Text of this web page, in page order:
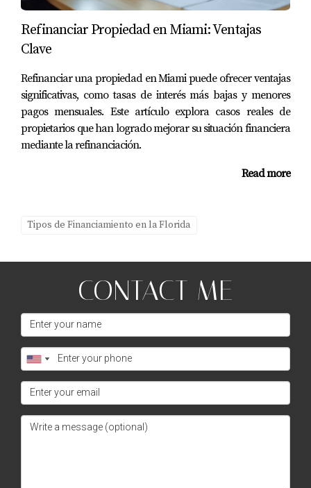
Refinanciar Propiedad en Miami: Ventajas
Clave
Refinanciar una propiedad en Miami puede ofrecer ventajas
significativas, como tasas de interés más bajas y menores
pagos mensuales. Este artículo explora casos reales de
propietarios que han logrado mejorar su situación financiera
mediante la refinanciación.
Read more
Tipos de Financiamiento en la Florida
CONTACT ME